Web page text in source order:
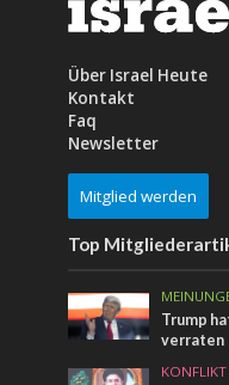
Über Israel Heute
Kontakt
Faq
Newsletter
Mitglied werden
Top
Trump
verraten
KONFLIKT